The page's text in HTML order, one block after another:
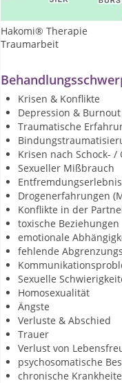
Hakomi® Therapie
Traumarbeit
Krisen & Konflikte
Depression & Burnout
Traumatische
Krisen nach Schock-
Sexueller Mißbrauch
Drogenerfahrungen
Konflikte in der
toxische Beziehungen
emotionale
fehlende
Sexuelle
Homosexualität
Ängste
Verluste & Abschied
Trauer
Verlust von
psychosomatische
chronische